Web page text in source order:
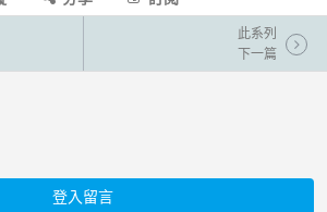
此系列
下一篇
登入留言